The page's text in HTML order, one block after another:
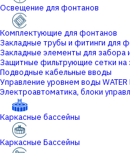
Освещение для фонтанов
Комплектующие для фонтанов
Закладные трубы и фитинги для
Закладные элементы для забора
Защитные фильтрующие сетки
Подводные кабельные вводы
Управление уровнем воды WATER
Электроавтоматика, блоки
Каркасные бассейны
Каркасные Бассейны